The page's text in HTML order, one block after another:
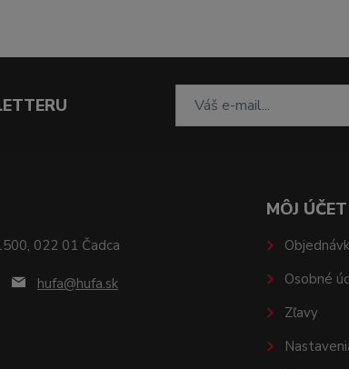
022 01 Čadca
hufa@hufa.sk
MÔJ ÚČET
Osobné
Zľavy